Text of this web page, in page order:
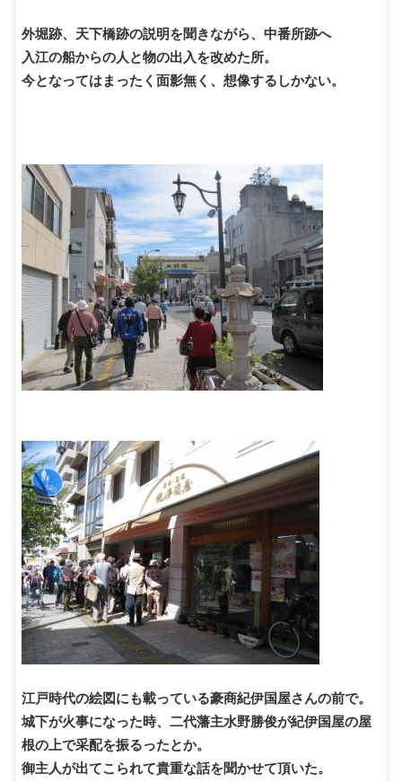
外堀跡、天下橋跡の説明を聞きながら、中番所跡へ
入江の船からの人と物の出入を改めた所。
今となってはまったく面影無く、想像するしかない。
江戸時代の絵図にも載っている豪商紀伊国屋さんの前で。
城下が火事になった時、二代藩主水野勝俊が紀伊国屋の屋
根の上で采配を振るったとか。
御主人が出てこられて貴重な話を聞かせて頂いた。